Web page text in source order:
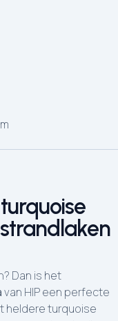
Dan is het
van HIP een perfecte
heldere turquoise